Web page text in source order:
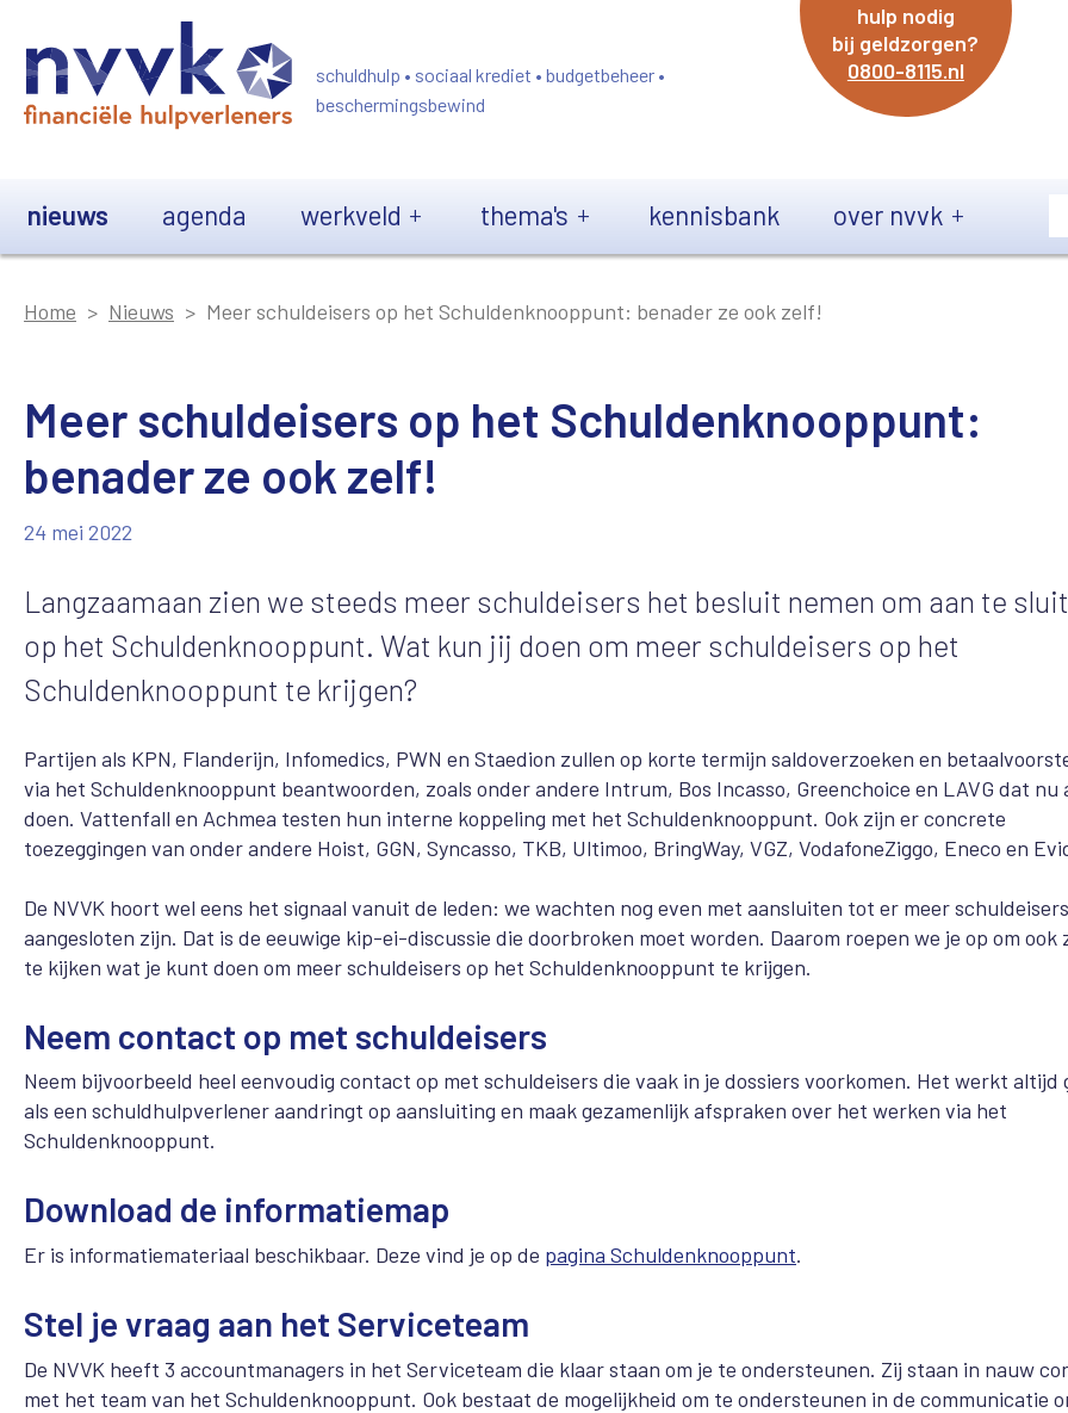
schuldhulp • sociaal krediet • budgetbeheer •
beschermingsbewind
hulp nodig
bij geldzorgen?
0800-8115.nl
nieuws agenda werkveld thema's kennisbank over nvvk
Home Nieuws Meer schuldeisers op het Schuldenknooppunt: benader ze ook zelf!
Meer schuldeisers op het Schuldenknooppunt:
benader ze ook zelf!
24 mei 2022
Langzaamaan zien we steeds meer schuldeisers het besluit nemen om aan te
op het Schuldenknooppunt. Wat kun jij doen om meer schuldeisers op het
Schuldenknooppunt te krijgen?
Partijen als KPN, Flanderijn, Infomedics, PWN en Staedion zullen op korte termijn saldoverzoeken en
via het Schuldenknooppunt beantwoorden, zoals onder andere Intrum, Bos Incasso, Greenchoice en LAVG dat nu
doen. Vattenfall en Achmea testen hun interne koppeling met het Schuldenknooppunt. Ook zijn er concrete
toezeggingen van onder andere Hoist, GGN, Syncasso, TKB, Ultimoo, BringWay, VGZ, VodafoneZiggo, Eneco en
De NVVK hoort wel eens het signaal vanuit de leden: we wachten nog even met aansluiten tot er meer schuldeisers
aangesloten zijn. Dat is de eeuwige kip-ei-discussie die doorbroken moet worden. Daarom roepen we je op om ook
te kijken wat je kunt doen om meer schuldeisers op het Schuldenknooppunt te krijgen.
Neem contact op met schuldeisers
Neem bijvoorbeeld heel eenvoudig contact op met schuldeisers die vaak in je dossiers voorkomen. Het werkt altijd
als een schuldhulpverlener aandringt op aansluiting en maak gezamenlijk afspraken over het werken via het
Schuldenknooppunt.
Download de informatiemap
Er is informatiemateriaal beschikbaar. Deze vind je op de pagina Schuldenknooppunt.
Stel je vraag aan het Serviceteam
De NVVK heeft 3 accountmanagers in het Serviceteam die klaar staan om je te ondersteunen. Zij staan in nauw
met het team van het Schuldenknooppunt. Ook bestaat de mogelijkheid om te ondersteunen in de communicatie